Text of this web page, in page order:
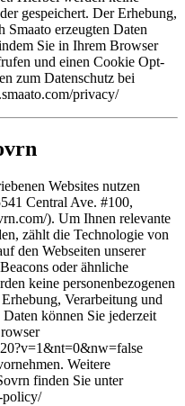
gespeichert. Der Erhebung,
Smaato erzeugten Daten
Sie in Ihrem Browser
und einen Cookie Opt-
zum Datenschutz bei
privacy/
Websites nutzen
Central Ave. #100,
). Um Ihnen relevante
zählt die Technologie von
den Webseiten unserer
oder ähnliche
keine personenbezogenen
Verarbeitung und
können Sie jederzeit
Weitere
finden Sie unter
policy/